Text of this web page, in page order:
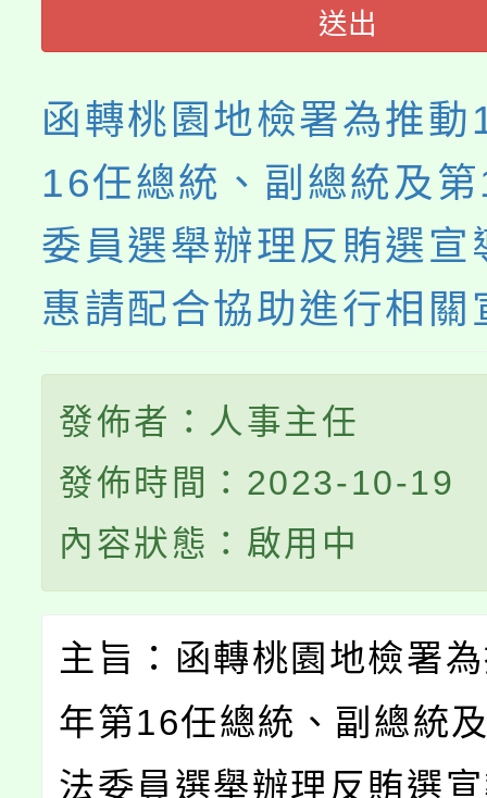
送出
函轉桃園地檢署為推
16任總統、副總統及
委員選舉辦理反賄選宣
惠請配合協助進行相關
發佈者：人事主任
發佈時間：2023-10-19
內容狀態：啟用中
主旨：函轉桃園地檢署
年第16任總統、副總統
法委員選舉辦理反賄選